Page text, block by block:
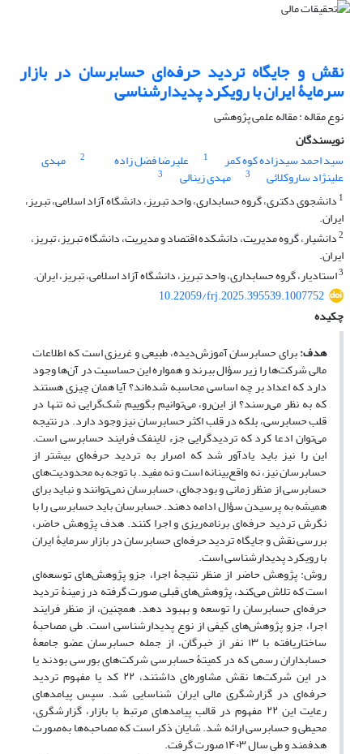
نقش و جایگاه تردید حرفه‌‌ای حسابرسان در بازار
سرمایۀ ایران با رویکرد پدیدارشناسی
نوع مقاله : مقاله علمی پژوهشی
نویسندگان
سید احمد سیدزاده کوه کمر
1 علیرضا فضل زاده 2 مهدی
علینژاد ساروکلائی 3 مهدی زینالی
3
1 دانشجوی دکتری، گروه حسابداری، واحد تبریز، دانشگاه آزاد اسلامی، تبریز،
ایران.
2دانشیار، گروه مدیریت، دانشکده اقتصاد و مدیریت، دانشگاه تبریز، تبریز،
ایران.
3استادیار، گروه حسابداری، واحد تبریز، دانشگاه آزاد اسلامی، تبریز، ایران.
10.22059/frj.2025.395539.1007752
چکیده
هدف:برای حسابرسان آموزش‌دیده، طبیعی و غریزی است که اطلاعات
مالی شرکت‌ها را زیر سؤال ببرند و همواره این حساسیت در آن‌ها وجود
دارد که اعداد بر چه اساسی محاسبه شده‌اند؟ آیا همان چیزی هستند
که به نظر می‌رسند؟ از این‌رو، می‌توانیم بگوییم شک‌گرایی نه تنها در
قلب حسابرسی، بلکه در قلب اکثر حسابرسان نیز وجود دارد. در نتیجه
می‌توان ادعا کرد که تردیدگرایی جزء لاینفک فرایند حسابرسی است.
این را نیز باید یادآور شد که اصرار به تردید حرفه‌ای بیشتر از
حسابرسان نیز، نه واقع‌بینانه است و نه مفید. با توجه به محدودیت‌های
حسابرسی از منظر زمانی و بودجه‌ای، حسابرسان نمی‌توانند و نباید برای
همیشه به پرسیدن سؤال ادامه دهند. حسابرسان باید حسابرسی را با
نگرش تردید حرفه‌ای برنامه‌ریزی و اجرا کنند. هدف پژوهش حاضر،
بررسی نقش و جایگاه تردید حرفه‌ای حسابرسان در بازار سرمایۀ ایران
با رویکرد پدیدارشناسی است.
روش: پژوهش حاضر از منظر نتیجۀ اجرا، جزو پژوهش‌های توسعه‌ای
است که تلاش می‌کند، پژوهش‌های قبلی صورت گرفته در زمینۀ تردید
حرفه‌ای حسابرسان را توسعه و بهبود دهد. همچنین، از منظر فرایند
اجرا، جزو پژوهش‌های کیفی از نوع پدیدارشناسی است. طی مصاحبۀ
ساختاریافته با ۱۳ نفر از خبرگان، از جمله حسابرسان عضو جامعۀ
حسابداران رسمی که در کمیتۀ حسابرسی شرکت‌های بورسی بودند یا
در این شرکت‌ها نقش مشاوره‌ای داشتند، ۲۲ کد یا مفهوم تردید
حرفه‌ای در گزارشگری مالی ایران شناسایی شد. سپس پیامدهای
رعایت این ۲۲ مفهوم در قالب پیامدهای مرتبط با بازار، گزارشگری،
محیطی و حسابرسی ارائه شد. شایان ذکر است که مصاحبه‌ها به‌صورت
هدفمند و طی سال ۱۴۰۳ صورت گرفت.